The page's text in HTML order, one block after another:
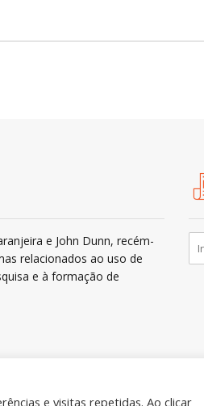
e John Dunn, recém-
relacionados ao uso de
e à formação de
e visitas repetidas. Ao clicar